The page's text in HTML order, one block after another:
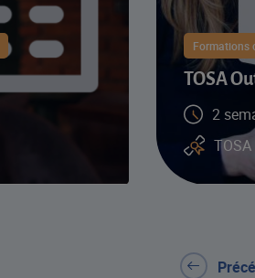
Formations
TOSA
2